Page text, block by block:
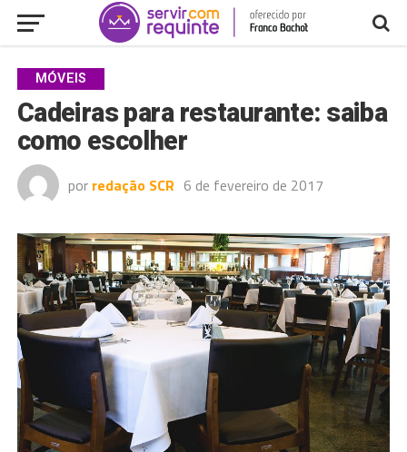
MÓVEIS
Cadeiras para restaurante: saiba
como escolher
por redação SCR 6 de fevereiro de 2017